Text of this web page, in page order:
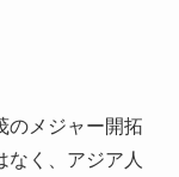
のメジャー開拓
く、アジア人